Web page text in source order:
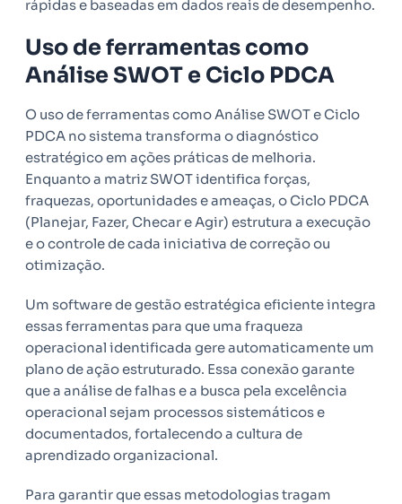
rápidas e baseadas em dados reais de desempenho.
Uso de ferramentas como
Análise SWOT e Ciclo PDCA
O uso de ferramentas como Análise SWOT e Ciclo
PDCA no sistema transforma o diagnóstico
estratégico em ações práticas de melhoria.
Enquanto a matriz SWOT identifica forças,
fraquezas, oportunidades e ameaças, o Ciclo PDCA
(Planejar, Fazer, Checar e Agir) estrutura a execução
e o controle de cada iniciativa de correção ou
otimização.
Um software de gestão estratégica eficiente integra
essas ferramentas para que uma fraqueza
operacional identificada gere automaticamente um
plano de ação estruturado. Essa conexão garante
que a análise de falhas e a busca pela excelência
operacional sejam processos sistemáticos e
documentados, fortalecendo a cultura de
aprendizado organizacional.
Para garantir que essas metodologias tragam